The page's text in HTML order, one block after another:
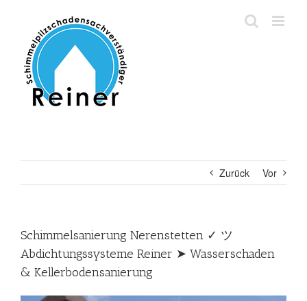
springen
Zurück Vor
Schimmelsanierung Nerenstetten ✓ ツ
Abdichtungssysteme Reiner ➤ Wasserschaden
& Kellerbodensanierung